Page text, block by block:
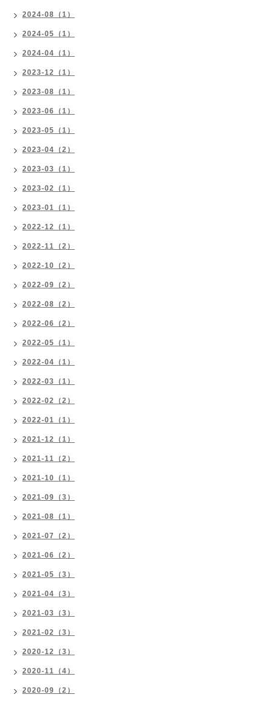
2024-08（1）
2024-05（1）
2024-04（1）
2023-12（1）
2023-08（1）
2023-06（1）
2023-05（1）
2023-04（2）
2023-03（1）
2023-02（1）
2023-01（1）
2022-12（1）
2022-11（2）
2022-10（2）
2022-09（2）
2022-08（2）
2022-06（2）
2022-05（1）
2022-04（1）
2022-03（1）
2022-02（2）
2022-01（1）
2021-12（1）
2021-11（2）
2021-10（1）
2021-09（3）
2021-08（1）
2021-07（2）
2021-06（2）
2021-05（3）
2021-04（3）
2021-03（3）
2021-02（3）
2020-12（3）
2020-11（4）
2020-09（2）